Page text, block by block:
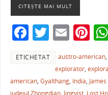
o
o
k
CITEȘTE MAI MULT
F
c
e
T
itt
er
E
ai
l
Pi
nt
er
e
ETICHETAT austro-american,
explorator,
american, Gyalthang, India,
județul Zhongdian, lingvist, Lost